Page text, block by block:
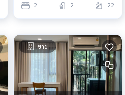
2 2 22
ขาย